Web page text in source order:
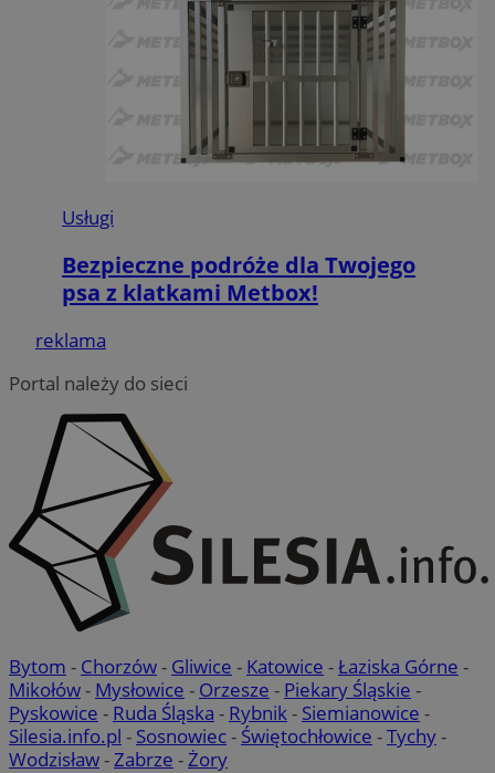
Usługi
Bezpieczne podróże dla Twojego
psa z klatkami Metbox!
reklama
Portal należy do sieci
Bytom - Chorzów- Gliwice - Katowice -Łaziska Górne -
Mikołów- Mysłowice - Orzesze - Piekary Śląskie -
Pyskowice - Ruda Śląska - Rybnik- Siemianowice -
Silesia.info.pl - Sosnowiec- Świętochłowice -Tychy-
Wodzisław-Zabrze -Żory